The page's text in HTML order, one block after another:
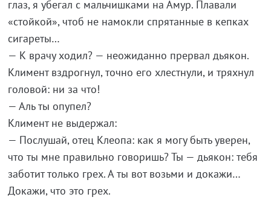
глаз, я убегал с мальчишками на Амур. Плавали
«стойкой», чтоб не намокли спрятанные в кепках
сигареты…
— К врачу ходил? — неожиданно прервал дьякон.
Климент вздрогнул, точно его хлестнули, и тряхнул
головой: ни за что!
— Аль ты опупел?
Климент не выдержал:
— Послушай, отец Клеопа: как я могу быть уверен,
что ты мне правильно говоришь? Ты — дьякон: тебя
заботит только грех. А ты вот возьми и докажи…
Докажи, что это грех.